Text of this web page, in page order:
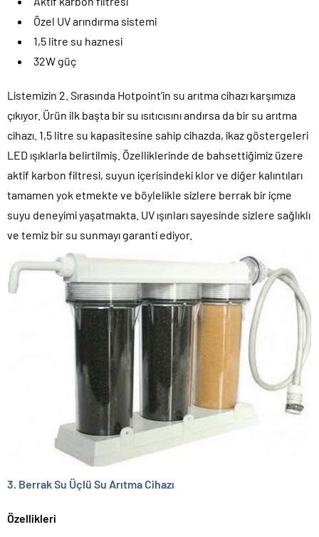
Özel UV arındırma sistemi
1,5 litre su haznesi
32W güç
Listemizin 2. Sırasında Hotpoint’in su arıtma cihazı karşımıza
çıkıyor. Ürün ilk başta bir su ısıtıcısını andırsa da bir su arıtma
cihazı. 1,5 litre su kapasitesine sahip cihazda, ikaz göstergeleri
LED ışıklarla belirtilmiş. Özelliklerinde de bahsettiğimiz üzere
aktif karbon filtresi, suyun içerisindeki klor ve diğer kalıntıları
tamamen yok etmekte ve böylelikle sizlere berrak bir içme
suyu deneyimi yaşatmakta. UV ışınları sayesinde sizlere sağlıklı
ve temiz bir su sunmayı garanti ediyor.
3. Berrak Su Üçlü Su Arıtma Cihazı
Özellikleri